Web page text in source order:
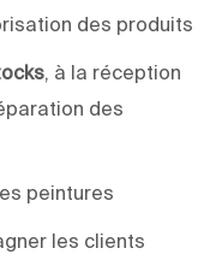
des produits
, à la réception
des
peintures
les clients